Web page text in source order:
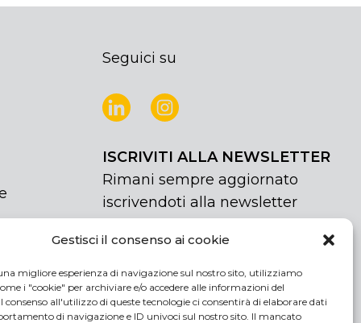
Gestisci il consenso ai cookie
migliore esperienza di navigazione sul nostro sito, utilizziamo
i "cookie" per archiviare e/o accedere alle informazioni del
consenso all'utilizzo di queste tecnologie ci consentirà di elaborare dati
di navigazione e ID univoci sul nostro sito. Il mancato
Seguici su
ISCRIVITI ALLA NEWSLETTER
Rimani sempre aggiornato
iscrivendoti alla newsletter
NEWSLETTER
Acconsento al trattamento dei miei
dati personali
If
are
human,